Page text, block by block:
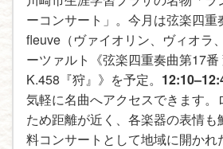
ーコンサート」。今月は弦楽四
fleuve（ヴァイオリン、ヴィオラ
ーツァルト《弦楽四重奏曲第17番
K.458『狩』》を予定。
気軽に名曲へアクセスできます。
ため距離が近く、各楽器の表情
料コンサートとして地域に開かれ